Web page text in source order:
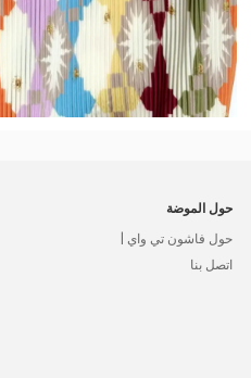
حول الموضة
حول فاشون تي واي |
اتصل بنا